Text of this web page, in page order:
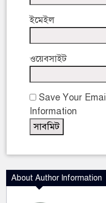
ইমেইল
ওয়েবসাইট
Save Your
Information
About Author Information